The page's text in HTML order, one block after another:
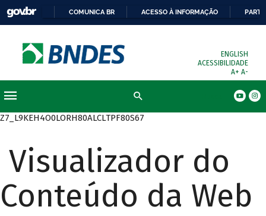
COMUNICA BR ACESSO À INFORMAÇÃO
ENGLISH
ACESSIBILIDADE
A+ A-
Z7_L9KEH4O0LORH80ALCLTPF80S67
Visualizador do
Conteúdo da Web